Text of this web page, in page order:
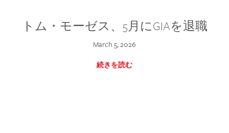
トム・モーゼス、5月にGIAを退職
March 5, 2026
続きを読む